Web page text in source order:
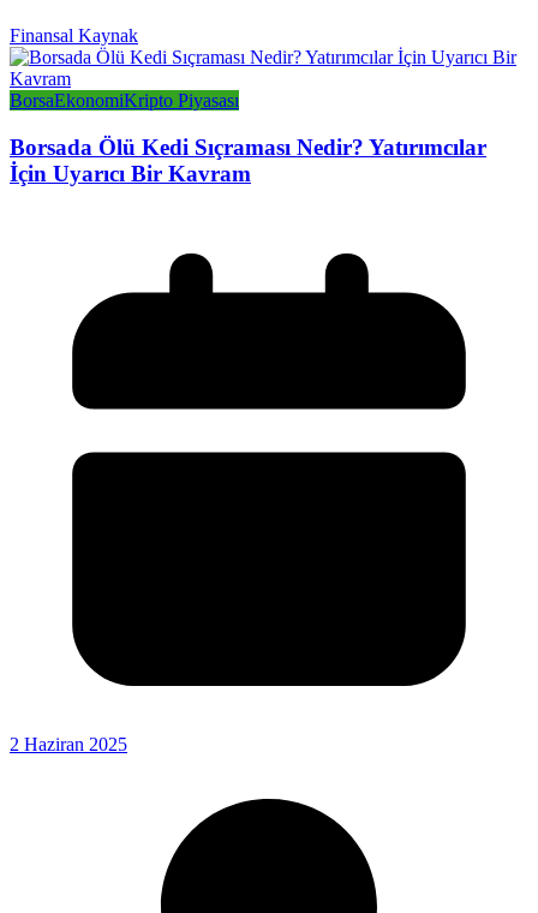
Finansal Kaynak
BorsaEkonomiKripto Piyasası
Borsada Ölü Kedi Sıçraması Nedir? Yatırımcılar
İçin Uyarıcı Bir Kavram
2 Haziran 2025